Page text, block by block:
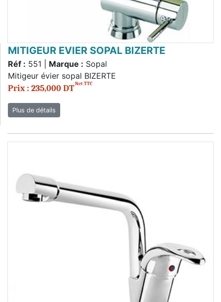
MITIGEUR EVIER SOPAL BIZERTE
Réf : 551 | Marque : Sopal
Mitigeur évier sopal BIZERTE
Prix : 235,000 DTNet TTC
Plus de détails